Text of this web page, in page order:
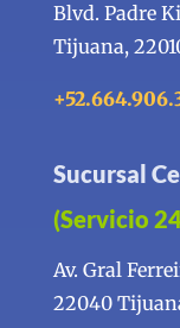
Blvd. Padre
Tijuana,
Sucursal
(Servicio
Av. Gral
22040